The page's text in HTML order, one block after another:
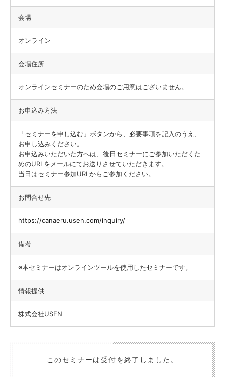
会場
オンライン
会場住所
オンラインセミナーのため会場のご用意はございません。
お申込み方法
「セミナーを申し込む」ボタンから、必要事項を記入のうえ、
お申し込みください。
お申込みいただいた方へは、後日セミナーにご参加いただくた
めのURLをメールにてお送りさせていただきます。
当日はセミナー参加URLからご参加ください。
お問合せ先
https://canaeru.usen.com/inquiry/
備考
※本セミナーはオンラインツールを使用したセミナーです。
情報提供
株式会社USEN
このセミナーは受付を終了しました。